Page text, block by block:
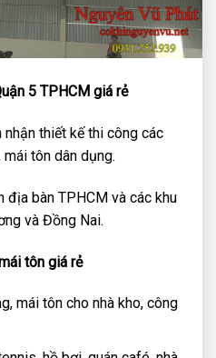
5 TPHCM giá rẻ
thiết kế thi công các
tôn dân dụng.
địa bàn TPHCM và các khu
và Đồng Nai.
tôn giá rẻ
mái tôn cho nhà kho, công